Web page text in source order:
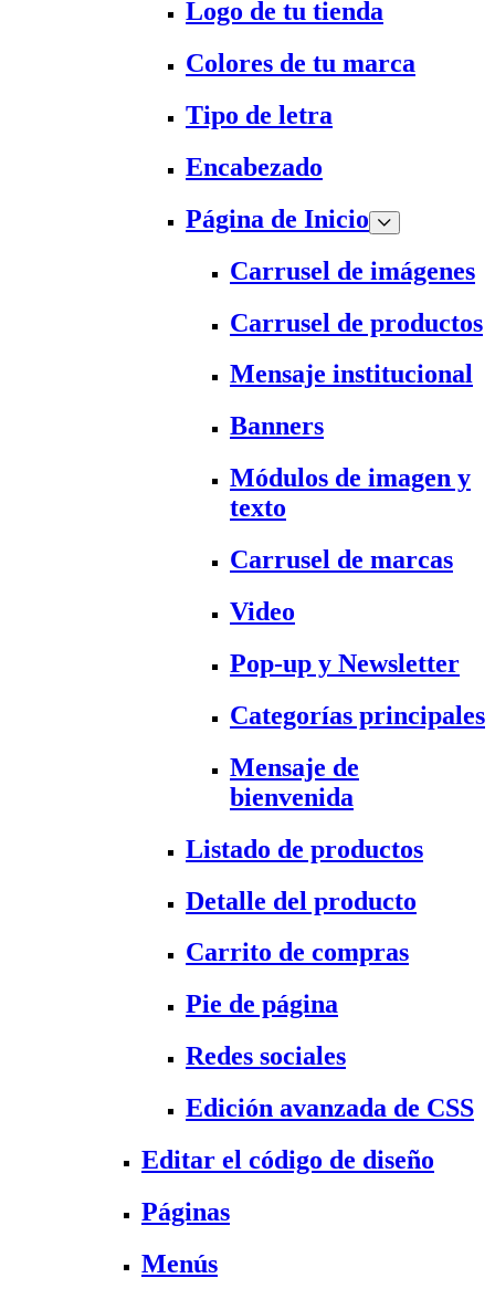
Logo de tu tienda
Colores de tu marca
Tipo de letra
Encabezado
Página de Inicio
Carrusel de imágenes
Carrusel de productos
Mensaje institucional
Banners
Módulos de imagen y
texto
Carrusel de marcas
Video
Pop-up y Newsletter
Categorías principales
Mensaje de
bienvenida
Listado de productos
Detalle del producto
Carrito de compras
Pie de página
Redes sociales
Edición avanzada de CSS
Editar el código de diseño
Páginas
Menús